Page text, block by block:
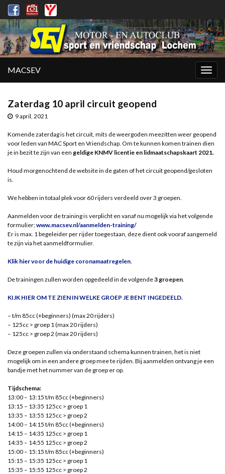
MACSEV
Zaterdag 10 april circuit geopend
9 april, 2021
Komende zaterdag is het circuit, mits de weergoden meezitten weer geopend
voor leden van MAC Sport en Vriendschap. Om te kunnen komen trainen dien
je in bezit te zijn van een geldige KNMV licentie en lidmaatschapskaart 2021.
Houd morgenochtend de website in de gaten of het circuit geopend/gesloten
is.
We hebben in totaal plek voor 60 rijders verdeeld over 3 groepen.
Aanmelden voor de training is verplicht en vanaf nu mogelijk via het volgende
formulier;www.macsev.nl/aanmelden-training/
Er is max. 1 begeleider per rijder toegestaan, deze dient ook vooraf aangemeld
te zijn via het aanmeldformulier.
Klik hier voor de huidige coronamaatregelen
De trainingen zullen worden opgedeeld in de volgende3 groepen
KIJK HIER OM TE ZIEN IN WELKE GROEP JE BENT INGEDEELD.
– t/m 85cc (+beginners) (max 20 rijders)
– 125cc > groep 1 (max 20 rijders)
– 125cc > groep 2 (max 20 rijders)
Deze groepen zullen via onderstaand schema kunnen trainen, het is niet
mogelijk om in een andere groep mee te rijden. Bij aanmelden ontvang je een
bandje met het nummer van de groep er op.
Tijdschema:
13:00 – 13:15 t/m 85cc (+beginners)
13:15 – 13:35 125cc > groep 1
13:35 – 13:55 125cc > groep 2
14:00 – 14:15 t/m 85cc (+beginners)
14:15 – 14:35 125cc > groep 1
14:35 – 14:55 125cc > groep 2
15:00 – 15:15 t/m 85cc (+beginners)
15:15 – 15:35 125cc > groep 1
15:35 – 15:55 125cc > groep 2